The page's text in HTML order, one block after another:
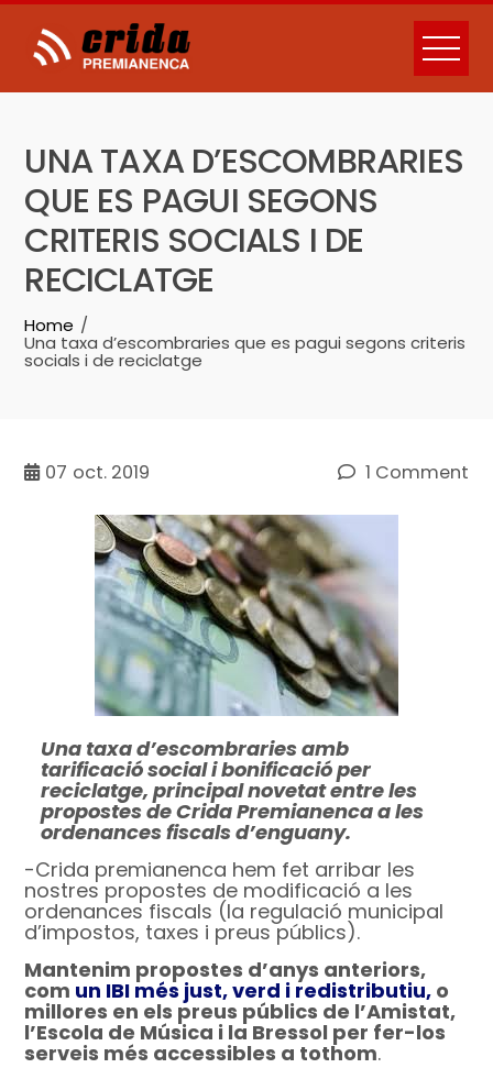
Skip
content
UNA TAXA D’ESCOMBRARIES
QUE ES PAGUI SEGONS
CRITERIS SOCIALS I DE
RECICLATGE
Home
Una taxa d’escombraries que es pagui segons criteris
socials i de reciclatge
07 oct. 2019 1 Comment
Una taxa d’escombraries amb
tarificació social i bonificació per
reciclatge, principal novetat entre les
propostes de Crida Premianenca a les
ordenances fiscals d’enguany.
-Crida premianenca hem fet arribar les
nostres propostes de modificació a les
ordenances fiscals (la regulació municipal
d’impostos, taxes i preus públics).
Mantenim propostes d’anys anteriors,
com un IBI més just, verd i redistributiu, o
millores en els preus públics de l’Amistat,
l’Escola de Música i la Bressol per fer-los
serveis més accessibles a tothom.